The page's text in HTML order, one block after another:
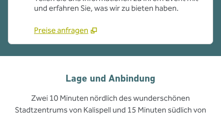
und erfahren Sie, was wir zu bieten haben.
Preise anfragen
Lage und Anbindung
Zwei 10 Minuten nördlich des wunderschönen
Stadtzentrums von Kalispell und 15 Minuten südlich von